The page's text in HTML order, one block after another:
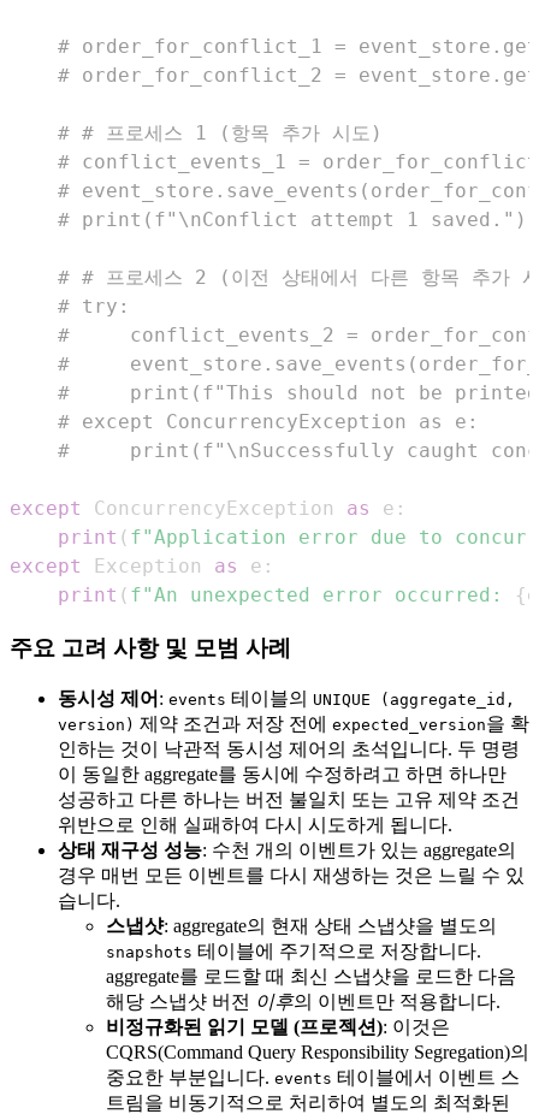
# order_for_conflict_1 =
# order_for_conflict_2 =
# # 프로세스 1 (항목 추가 시도)
# conflict_events_1 =
#
# print(f"\nConflict attempt 1 saved.")
# # 프로세스 2 (이전 상태에서 다른 항목 추가
# try:
#     conflict_events_2 =
#
#     print(f"This should not be
# except ConcurrencyException as e:
#     print(f"\nSuccessfully caught
except ConcurrencyException as e :
print ( f"Application error due to
except
Exception as e :
print ( f"An unexpected error occurred: {e
주요 고려 사항 및 모범 사례
동시성 제어 : events 테이블의 UNIQUE (aggregate_id,
version) 제약 조건과 저장 전에 expected_version을 확
인하는 것이 낙관적 동시성 제어의 초석입니다. 두 명령
이 동일한 aggregate를 동시에 수정하려고 하면 하나만
성공하고 다른 하나는 버전 불일치 또는 고유 제약 조건
위반으로 인해 실패하여 다시 시도하게 됩니다.
상태 재구성 성능: 수천 개의 이벤트가 있는 aggregate의
경우 매번 모든 이벤트를 다시 재생하는 것은 느릴 수 있
습니다.
스냅샷: aggregate의 현재 상태 스냅샷을 별도의
snapshots 테이블에 주기적으로 저장합니다.
aggregate를 로드할 때 최신 스냅샷을 로드한 다음
해당 스냅샷 버전 이후의 이벤트만 적용합니다.
비정규화된 읽기 모델 (프로젝션): 이것은
CQRS(Command Query Responsibility Segregation)의
중요한 부분입니다. events 테이블에서 이벤트 스
트림을 비동기적으로 처리하여 별도의 최적화된